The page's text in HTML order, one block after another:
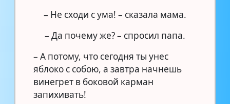
– Не сходи с ума! – сказала мама.
– Да почему же? – спросил папа.
– А потому, что сегодня ты унес
яблоко с собою, а завтра начнешь
винегрет в боковой карман
запихивать!